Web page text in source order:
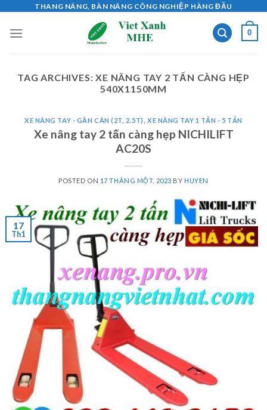
content
THANG NÂNG, BÀN NÂNG CÔNG NGHIỆP HÀNG ĐẦU
0
TAG ARCHIVES:XE NÂNG TAY 2 TẤN CÀNG HẸP
540X1150MM
XE NÂNG TAY - GẮN CÂN (2T, 2.5T) ,XE NÂNG TAY 1 TẤN - 5 TẤN
Xe nâng tay 2 tấn càng hẹp NICHILIFT
AC20S
POSTED ON 17 THÁNG MỘT, 2023 BYHUYEN
17
Th1